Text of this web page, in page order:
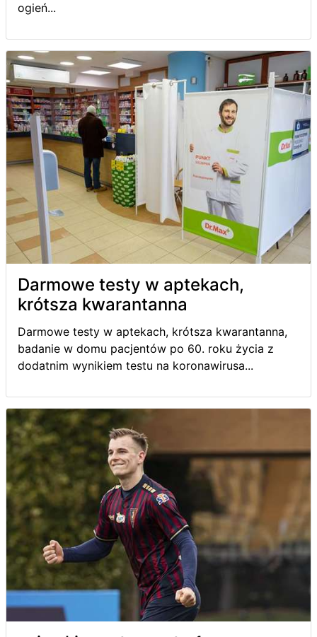
ogień...
Darmowe testy w aptekach,
krótsza kwarantanna
Darmowe testy w aptekach, krótsza kwarantanna,
badanie w domu pacjentów po 60. roku życia z
dodatnim wynikiem testu na koronawirusa...